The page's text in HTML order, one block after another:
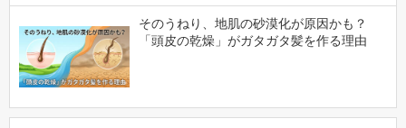
そのうねり、地肌の砂漠化が原因かも？
「頭皮の乾燥」がガタガタ髪を作る理由